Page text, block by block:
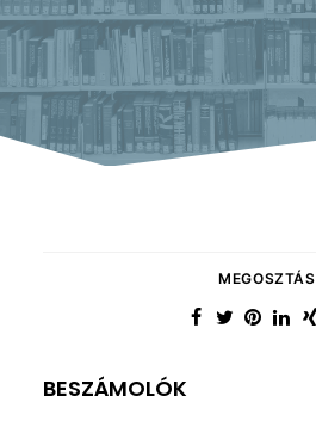
MEGOSZTÁS
BESZÁMOLÓK